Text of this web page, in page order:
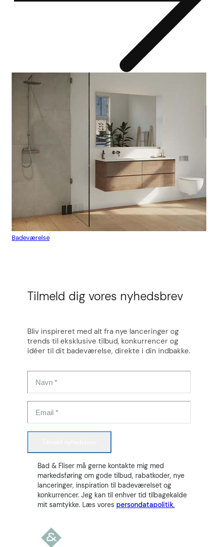
Badeværelse
Tilmeld dig vores nyhedsbrev
Bliv inspireret med alt fra nye lanceringer og
trends til eksklusive tilbud, konkurrencer og
idéer til dit badeværelse, direkte i din indbakke.
Bad & Fliser må gerne kontakte mig med
markedsføring om gode tilbud, rabatkoder, nye
lanceringer, inspiration til badeværelset og
konkurrencer. Jeg kan til enhver tid tilbagekalde
mit samtykke. Læs vores persondatapolitik.